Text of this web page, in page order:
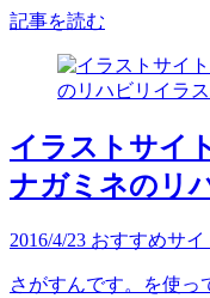
記事を読む
イラストサイ
ナガミネのリ
2016/4/23 おすすめサイ
さがすんです。を使っ